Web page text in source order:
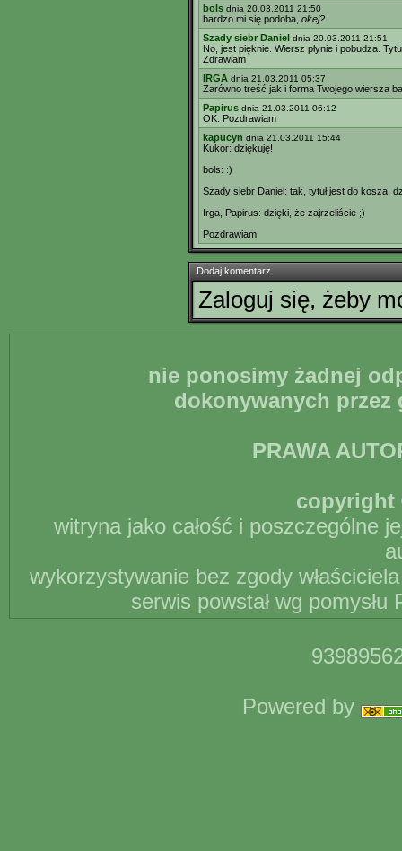
bols dnia 20.03.2011 21:50
bardzo mi się podoba, okej?
Szady siebr Daniel dnia 20.03.2011 21:51
No, jest pięknie. Wiersz płynie i pobudza.
Zdrawiam
IRGA dnia 21.03.2011 05:37
Zarówno treść jak i forma Twojego wiersza
Papirus dnia 21.03.2011 06:12
OK. Pozdrawiam
kapucyn dnia 21.03.2011 15:44
Kukor: dziękuję!
bols: :)
Szady siebr Daniel: tak, tytuł jest do kosza,
Irga, Papirus: dzięki, że zajrzeliście ;)
Pozdrawiam
Dodaj komentarz
Zaloguj się, żeby
nie ponosimy żadnej
dokonywanych
PRAWA
copyright
witryna jako całość i poszczególne
wykorzystywanie bez zgody
serwis powstał wg
Powered by